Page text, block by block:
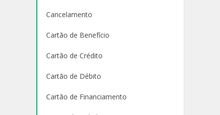
Cancelamento
Cartão de Benefício
Cartão de Crédito
Cartão de Débito
Cartão de Financiamento